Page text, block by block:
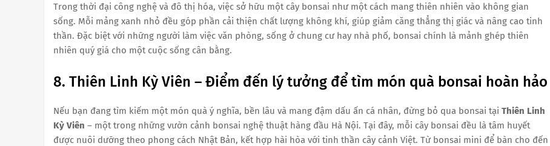
Trong thời đại công nghệ và đô thị hóa, việc sở hữu một cây bonsai như một cách mang thiên nhiên vào không gian
sống. Mỗi mảng xanh nhỏ đều góp phần cải thiện chất lượng không khí, giúp giảm căng thẳng thị giác và nâng cao tinh
thần. Đặc biệt với những người làm việc văn phòng, sống ở chung cư hay nhà phố, bonsai chính là mảnh ghép thiên
nhiên quý giá cho một cuộc sống cân bằng.
8. Thiên Linh Kỳ Viên – Điểm đến lý tưởng để tìm món quà bonsai hoàn hảo
Nếu bạn đang tìm kiếm một món quà ý nghĩa, bền lâu và mang đậm dấu ấn cá nhân, đừng bỏ qua bonsai tại Thiên Linh
Kỳ Viên – một trong những vườn cảnh bonsai nghệ thuật hàng đầu Hà Nội. Tại đây, mỗi cây bonsai đều là tâm huyết
được nuôi dưỡng theo phong cách Nhật Bản, kết hợp hài hòa với tinh thần cây cảnh Việt. Từ bonsai mini để bàn cho đến